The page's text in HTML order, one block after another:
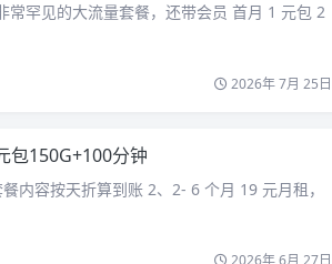
常罕见的大流量套餐，还带会员 首月 1 元包 2
2026年 7月 25日
包150G+100分钟
内容按天折算到账 2、2- 6 个月 19 元月租，
2026年 6月 27日